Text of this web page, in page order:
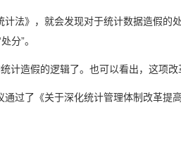
法》，就会发现对于统计数据造假的
分”。
造假的逻辑了。也可以看出，这项改
了《关于深化统计管理体制改革提